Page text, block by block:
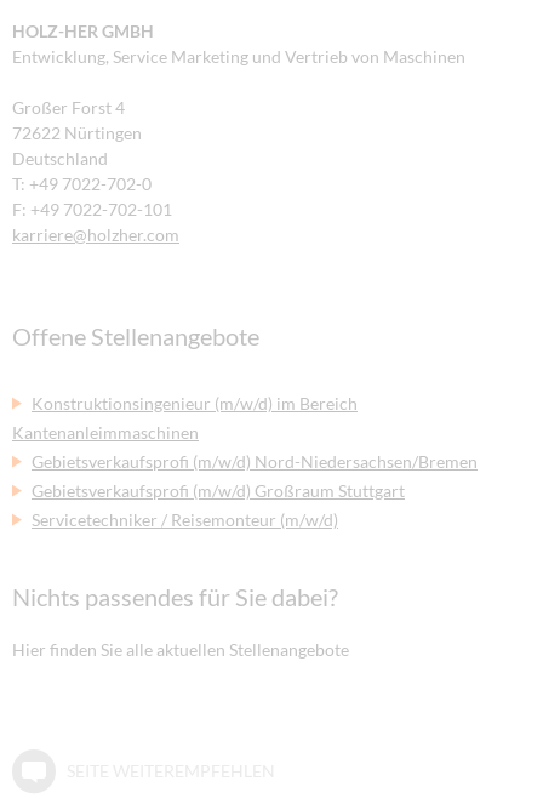
HOLZ-HER GMBH
Entwicklung, Service Marketing und Vertrieb von Maschinen
Großer Forst 4
72622 Nürtingen
Deutschland
T: +49 7022-702-0
F: +49 7022-702-101
karriere@holzher.com
Offene Stellenangebote
Konstruktionsingenieur (m/w/d) im Bereich
Kantenanleimmaschinen
Gebietsverkaufsprofi (m/w/d) Nord-Niedersachsen/Bremen
Gebietsverkaufsprofi (m/w/d) Großraum Stuttgart
Servicetechniker / Reisemonteur (m/w/d)
Nichts passendes für Sie dabei?
Hier finden Sie alle aktuellen Stellenangebote